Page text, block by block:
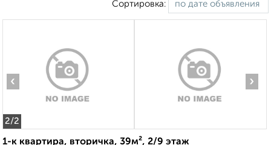
Сортировка:
2/2
‹ ›
1-к квартира, вторичка, 39м², 2/9 этаж